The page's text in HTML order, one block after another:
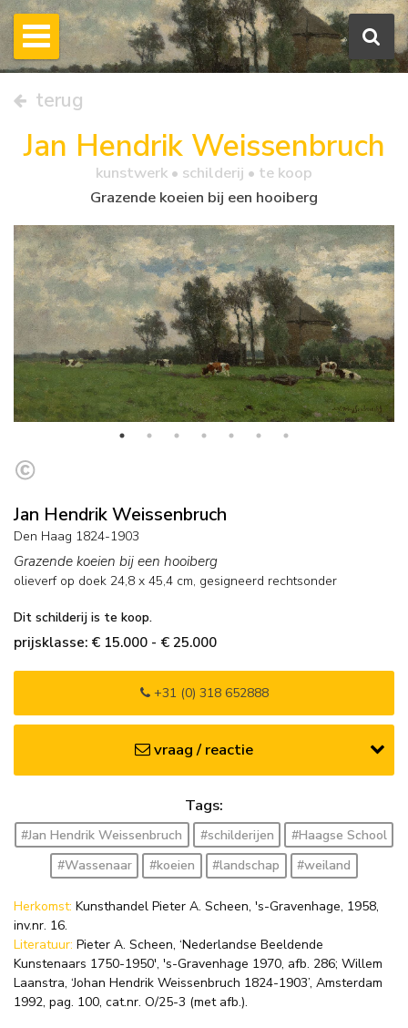
terug
Jan Hendrik Weissenbruch
kunstwerk • schilderij • te koop
Grazende koeien bij een hooiberg
Jan Hendrik Weissenbruch
Den Haag 1824-1903
Grazende koeien bij een hooiberg
olieverf op doek 24,8 x 45,4 cm, gesigneerd rechtsonder
Dit schilderij is te koop.
prijsklasse: € 15.000 - € 25.000
+31 (0) 318 652888
vraag / reactie
Tags:
#Jan Hendrik Weissenbruch #schilderijen
#Haagse School
#Wassenaar
#koeien #landschap #weiland
Herkomst: Kunsthandel Pieter A. Scheen, 's-Gravenhage, 1958,
inv.nr. 16.
Literatuur: Pieter A. Scheen, ‘Nederlandse Beeldende
Kunstenaars 1750-1950', 's-Gravenhage 1970, afb. 286; Willem
Laanstra, ‘Johan Hendrik Weissenbruch 1824-1903’, Amsterdam
1992, pag. 100, cat.nr. O/25-3 (met afb.).